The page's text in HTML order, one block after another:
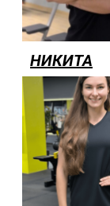
НИКИТА